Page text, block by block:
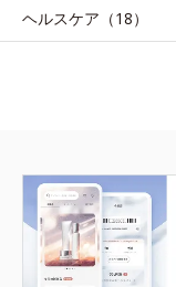
ヘルスケア（18）